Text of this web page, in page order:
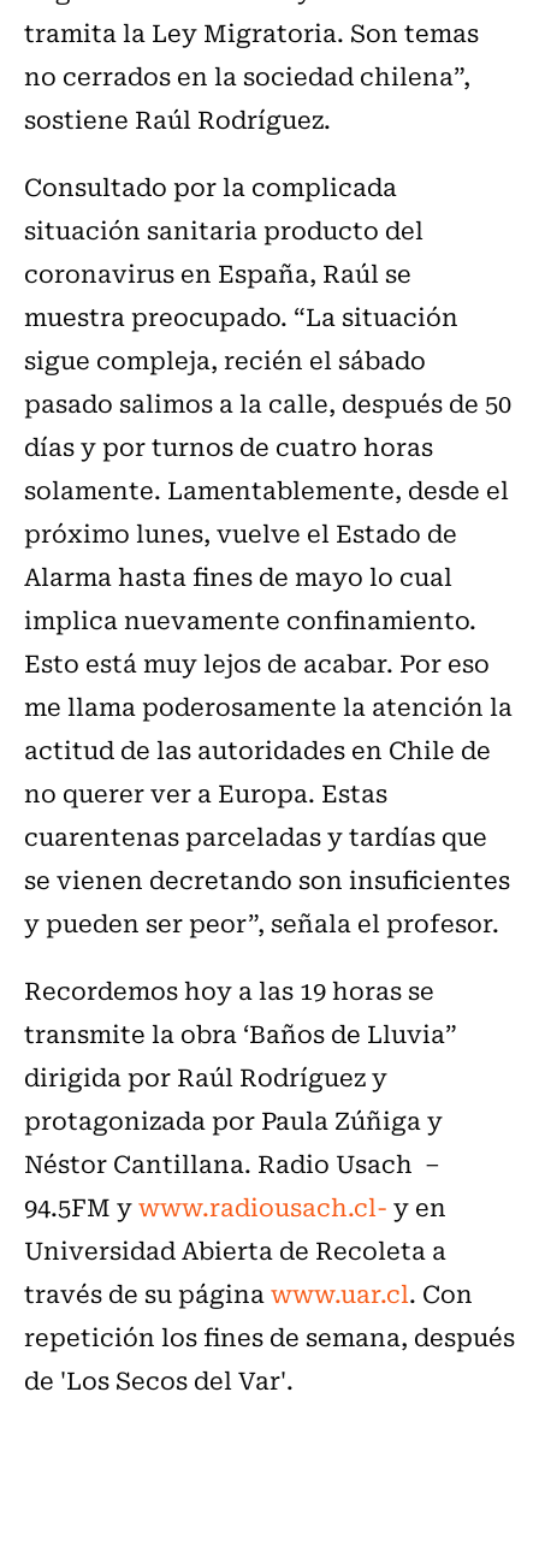
tramita la Ley Migratoria. Son temas
no cerrados en la sociedad chilena”,
sostiene Raúl Rodríguez.
Consultado por la complicada
situación sanitaria producto del
coronavirus en España, Raúl se
muestra preocupado. “La situación
sigue compleja, recién el sábado
pasado salimos a la calle, después de 50
días y por turnos de cuatro horas
solamente. Lamentablemente, desde el
próximo lunes, vuelve el Estado de
Alarma hasta fines de mayo lo cual
implica nuevamente confinamiento.
Esto está muy lejos de acabar. Por eso
me llama poderosamente la atención la
actitud de las autoridades en Chile de
no querer ver a Europa. Estas
cuarentenas parceladas y tardías que
se vienen decretando son insuficientes
y pueden ser peor”, señala el profesor.
Recordemos hoy a las 19 horas se
transmite la obra ‘Baños de Lluvia”
dirigida por Raúl Rodríguez y
protagonizada por Paula Zúñiga y
Néstor Cantillana. Radio Usach –
94.5FM ywww.radiousach.cl-y en
Universidad Abierta de Recoleta a
través de su páginawww.uar.cl. Con
repetición los fines de semana, después
de 'Los Secos del Var'.